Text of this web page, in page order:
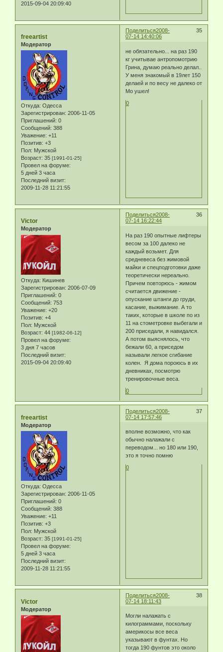
2015-09-04 20:09:40
Поделиться 35
2008-
07-14 14:40:06
freeartist
Модератор
Откуда: Одесса
Зарегистрирован: 2006-11-05
Приглашений: 0
Сообщений: 388
Уважение: +11
Позитив: +3
Пол: Мужской
Возраст: 35 [1991-01-25]
Провел на форуме:
5 дней 3 часа
Последний визит:
2009-11-28 11:21:55
не обязательно... на раз 190
кг учитывае антропомотрию
Грина, думаю реально делал..
У меня знакомый в 19лет 150
делаей и по весу не далеко от
Мо ушел!
0
Поделиться 36
2008-
07-14 16:22:44
Victor
Модератор
Откуда: Кишинев
Зарегистрирован: 2006-07-09
Приглашений: 0
Сообщений: 753
Уважение: +20
Позитив: +4
Пол: Мужской
Возраст: 44 [1982-06-12]
Провел на форуме:
3 дня 7 часов
Последний визит:
2015-09-04 20:09:40
На раз 190 опытные лифтеры
весом за 100 далеко не
каждый возьмет. Для
средневеса без жимовой
майки и спецподготовки даже
теоретически нереально.
Причем повторюсь - жимом
считается движение -
опускание штанги до груди,
касание, выжимание. А то
таких, которые в школе по из
11 на стометровке выбегали и
200 приседали, я навидался.
А потом выяснялось, что
бежали 60, а приседом
называли легкое сгибание
колен. Я дома пороюсь в их
дневниках, посмотрю
тренировочные веса.
0
Поделиться 37
2008-
07-14 17:57:46
freeartist
Модератор
Откуда: Одесса
Зарегистрирован: 2006-11-05
Приглашений: 0
Сообщений: 388
Уважение: +11
Позитив: +3
Пол: Мужской
Возраст: 35 [1991-01-25]
Провел на форуме:
5 дней 3 часа
Последний визит:
2009-11-28 11:21:55
вполне возможно, что как
обычно налажали с
переводом... но 180 или 190,
это я точно помню
0
Поделиться 38
2008-
07-14 18:11:43
Victor
Модератор
Могли налажать с
килограммами, поскольку
америкосы все веса
указывают в фунтах. Но
тогда 190 фунтов это около